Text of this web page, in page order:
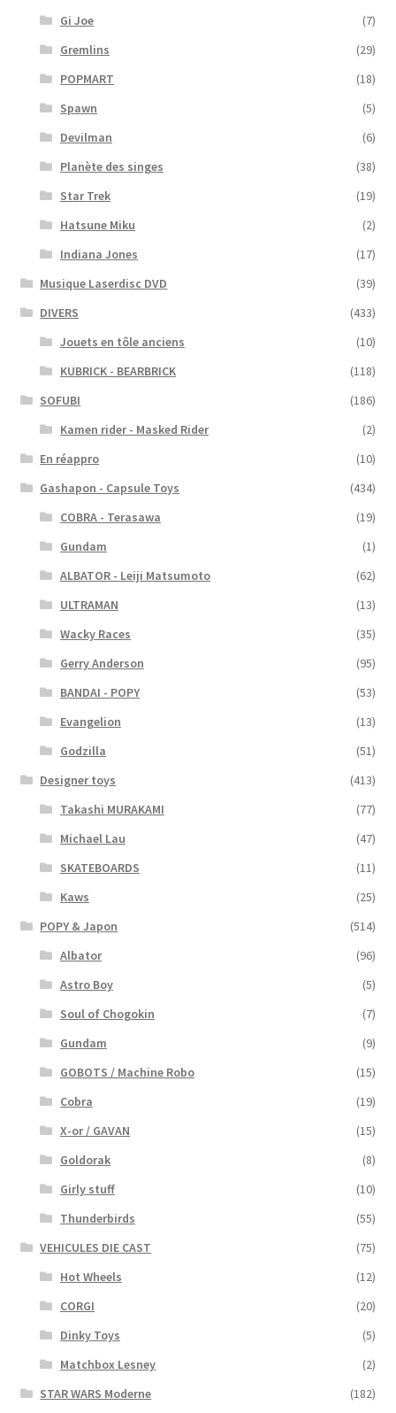
Gi Joe
(7)
Gremlins
(29)
POPMART
(18)
Spawn
(5)
Devilman
(6)
Planète des singes
(38)
Star Trek
(19)
Hatsune Miku
(2)
Indiana Jones
(17)
Musique Laserdisc DVD
(39)
DIVERS
(433)
Jouets en tôle anciens
(10)
KUBRICK - BEARBRICK
(118)
SOFUBI
(186)
Kamen rider - Masked Rider
(2)
En réappro
(10)
Gashapon - Capsule Toys
(434)
COBRA - Terasawa
(19)
Gundam
(1)
ALBATOR - Leiji Matsumoto
(62)
ULTRAMAN
(13)
Wacky Races
(35)
Gerry Anderson
(95)
BANDAI - POPY
(53)
Evangelion
(13)
Godzilla
(51)
Designer toys
(413)
Takashi MURAKAMI
(77)
Michael Lau
(47)
SKATEBOARDS
(11)
Kaws
(25)
POPY & Japon
(514)
Albator
(96)
Astro Boy
(5)
Soul of Chogokin
(7)
Gundam
(9)
GOBOTS / Machine Robo
(15)
Cobra
(19)
X-or / GAVAN
(15)
Goldorak
(8)
Girly stuff
(10)
Thunderbirds
(55)
VEHICULES DIE CAST
(75)
Hot Wheels
(12)
CORGI
(20)
Dinky Toys
(5)
Matchbox Lesney
(2)
STAR WARS Moderne
(182)